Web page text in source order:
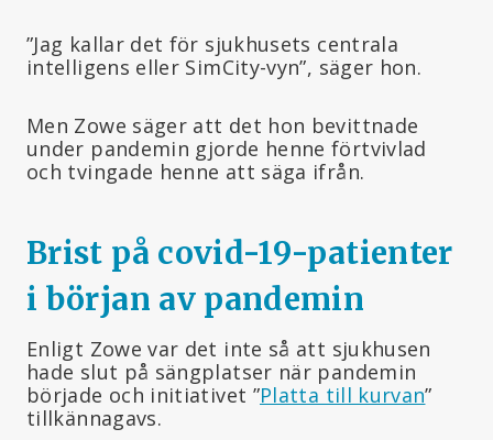
”Jag kallar det för sjukhusets centrala
intelligens eller SimCity-vyn”, säger hon.
Men Zowe säger att det hon bevittnade
under pandemin gjorde henne förtvivlad
och tvingade henne att säga ifrån.
Brist på covid-19-patienter
i början av pandemin
Enligt Zowe var det inte så att sjukhusen
hade slut på sängplatser när pandemin
började och initiativet ”Platta till kurvan”
tillkännagavs.